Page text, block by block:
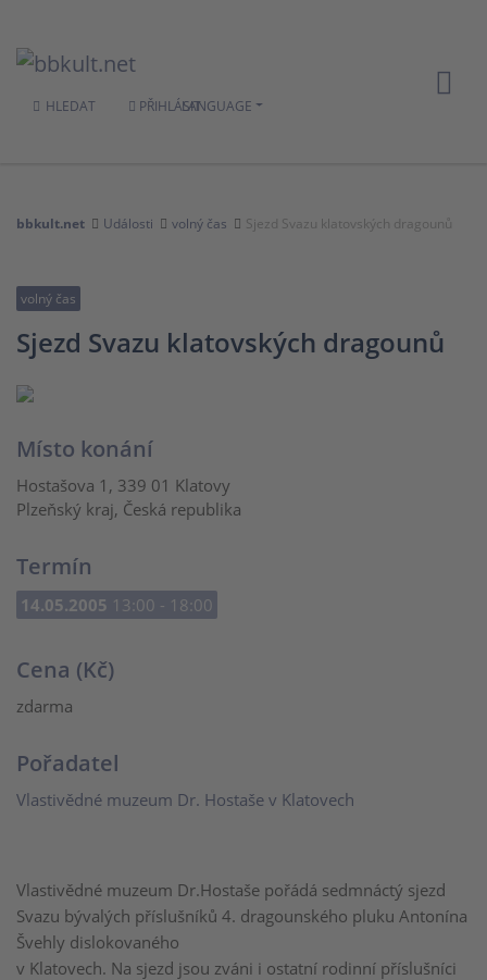
HLEDAT PŘIHLÁSITLANGUAGE
bbkult.net Události volný čas Sjezd Svazu klatovských dragounů
volný čas
Sjezd Svazu klatovských dragounů
Vlastivědné muzeum Dr.Hostaše pořádá sedmnáctý sjezd
Svazu bývalých příslušníků 4. dragounského pluku Antonína
Švehly dislokovaného
v Klatovech. Na sjezd jsou zváni i ostatní rodinní příslušníci
Místo konání
Hostašova 1, 339 01 Klatovy
Plzeňský kraj, Česká republika
Termín
14.05.2005 13:00 - 18:00
Cena (Kč)
zdarma
Pořadatel
Vlastivědné muzeum Dr. Hostaše v Klatovech